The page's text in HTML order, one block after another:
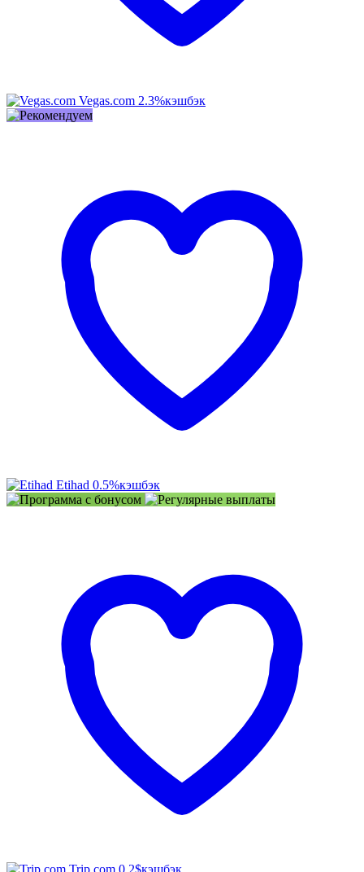
Vegas.com 2.3%кэшбэк
Etihad 0.5%кэшбэк
Trip.com 0.2$кэшбэк